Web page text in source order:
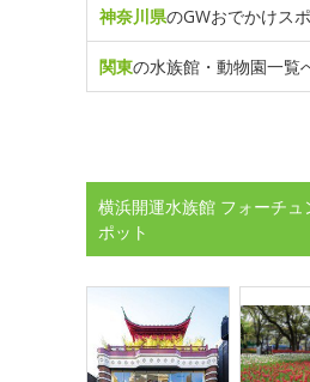
神奈川県のGWおでかけス
関東の水族館・動物園一覧
横浜開運水族館 フォーチ
ポット